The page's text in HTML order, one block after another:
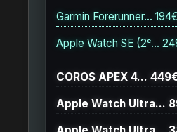
Garmin Forerunner…
Apple Watch SE (2ᵉ…
COROS APEX 4…
Apple Watch Ultra…